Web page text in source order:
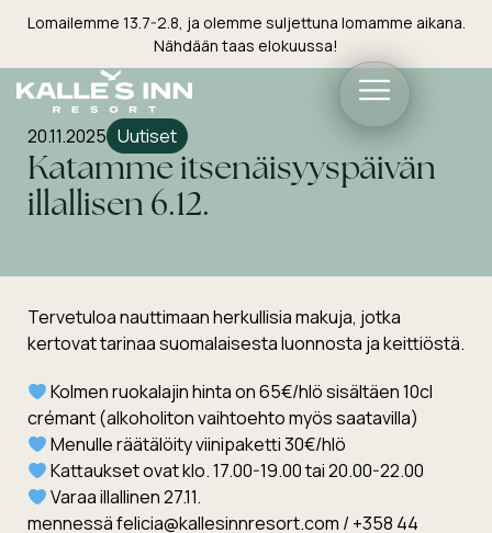
Lomailemme 13.7-2.8, ja olemme suljettuna lomamme aikana.
Nähdään taas elokuussa!
20.11.2025 Uutiset
Katamme itsenäisyyspäivän
illallisen 6.12.
Tervetuloa nauttimaan herkullisia makuja, jotka
kertovat tarinaa suomalaisesta luonnosta ja keittiöstä.
Kolmen ruokalajin hinta on 65€/hlö sisältäen 10cl
crémant (alkoholiton vaihtoehto myös saatavilla)
Menulle räätälöity viinipaketti 30€/hlö
Kattaukset ovat klo. 17.00-19.00 tai 20.00-22.00
Varaa illallinen 27.11.
mennessä felicia@kallesinnresort.com / +358 44